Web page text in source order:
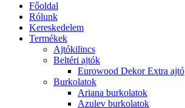
Főoldal
Rólunk
Kereskedelem
Termékek
Ajtókilincs
Beltéri ajtók
Eurowood Dekor Extra ajtó
Burkolatok
Ariana burkolatok
Azulev burkolatok